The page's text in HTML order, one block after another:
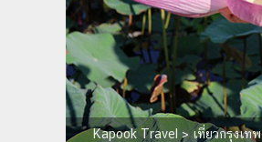
Kapook Travel >เที่ยวกรุงเทพ